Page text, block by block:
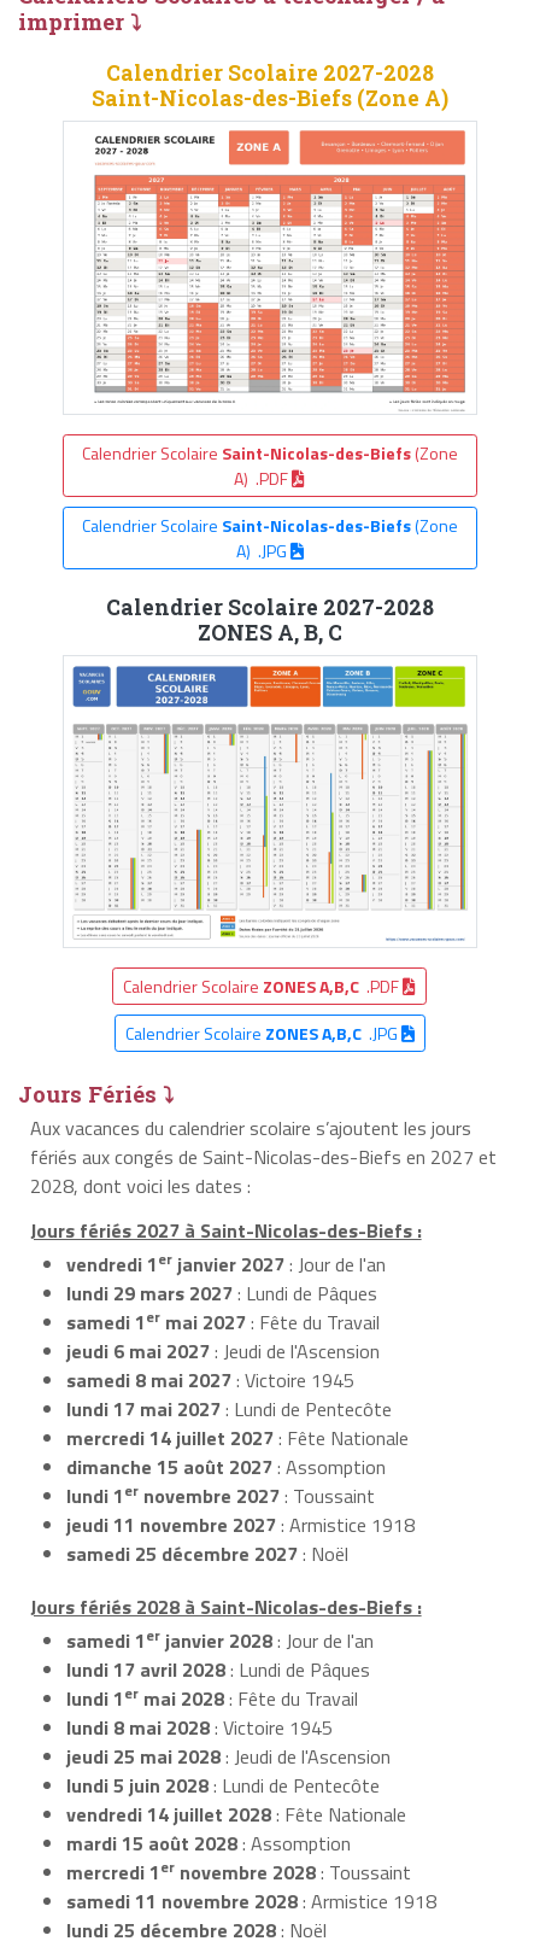
imprimer ⤵
Calendrier Scolaire 2027-2028
Saint-Nicolas-des-Biefs (Zone A)
Calendrier Scolaire Saint-Nicolas-des-Biefs(Zone
A) .PDF
Calendrier Scolaire Saint-Nicolas-des-Biefs(Zone
A) .JPG
Calendrier Scolaire 2027-2028
ZONES A, B, C
Calendrier Scolaire ZONES A,B,C .PDF
Calendrier Scolaire ZONES A,B,C.JPG
Jours Fériés ⤵
Aux vacances du calendrier scolaire s’ajoutent les jours
fériés aux congés de Saint-Nicolas-des-Biefs en 2027 et
2028, dont voici les dates :
Jours fériés 2027 à Saint-Nicolas-des-Biefs :
vendredi 1er janvier 2027: Jour de l'an
lundi 29 mars 2027: Lundi de Pâques
samedi 1er mai 2027: Fête du Travail
jeudi 6 mai 2027: Jeudi de l'Ascension
samedi 8 mai 2027: Victoire 1945
lundi 17 mai 2027: Lundi de Pentecôte
mercredi 14 juillet 2027: Fête Nationale
dimanche 15 août 2027: Assomption
lundi 1er novembre 2027: Toussaint
jeudi 11 novembre 2027: Armistice 1918
samedi 25 décembre 2027: Noël
Jours fériés 2028 à Saint-Nicolas-des-Biefs :
samedi 1er janvier 2028: Jour de l'an
lundi 17 avril 2028: Lundi de Pâques
lundi 1er mai 2028: Fête du Travail
lundi 8 mai 2028: Victoire 1945
jeudi 25 mai 2028: Jeudi de l'Ascension
lundi 5 juin 2028: Lundi de Pentecôte
vendredi 14 juillet 2028: Fête Nationale
mardi 15 août 2028: Assomption
mercredi 1er novembre 2028: Toussaint
samedi 11 novembre 2028: Armistice 1918
lundi 25 décembre 2028: Noël